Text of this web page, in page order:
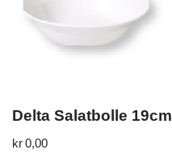
Delta Salatbolle 19cm
kr0,00